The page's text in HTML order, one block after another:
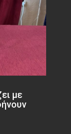
με